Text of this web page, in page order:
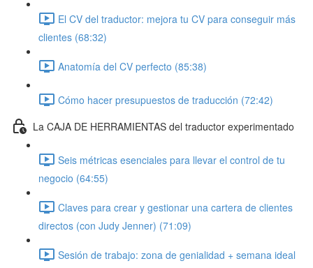
El CV del traductor: mejora tu CV para conseguir más
clientes (68:32)
Anatomía del CV perfecto (85:38)
Cómo hacer presupuestos de traducción (72:42)
La CAJA DE HERRAMIENTAS del traductor experimentado
Seis métricas esenciales para llevar el control de tu
negocio (64:55)
Claves para crear y gestionar una cartera de clientes
directos (con Judy Jenner) (71:09)
Sesión de trabajo: zona de genialidad + semana ideal